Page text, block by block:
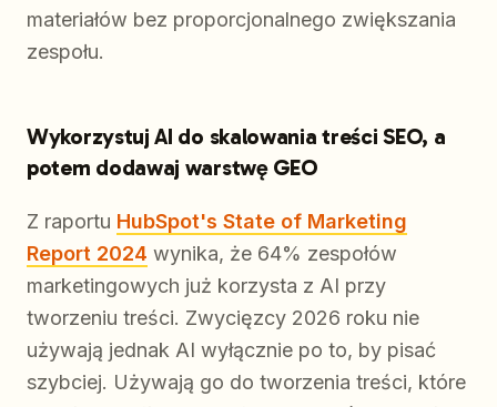
materiałów bez proporcjonalnego zwiększania
zespołu.
Wykorzystuj AI do skalowania treści SEO, a
potem dodawaj warstwę GEO
Z raportu HubSpot's State of Marketing
Report 2024 wynika, że 64% zespołów
marketingowych już korzysta z AI przy
tworzeniu treści. Zwycięzcy 2026 roku nie
używają jednak AI wyłącznie po to, by pisać
szybciej. Używają go do tworzenia treści, które